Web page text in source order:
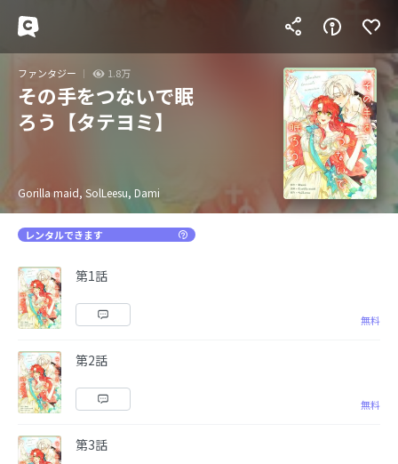
ファンタジー 1.8万
その手をつないで眠
ろう【タテヨミ】
Gorilla maid, SolLeesu, Dami
レンタルできます
第1話
無料
第2話
無料
第3話